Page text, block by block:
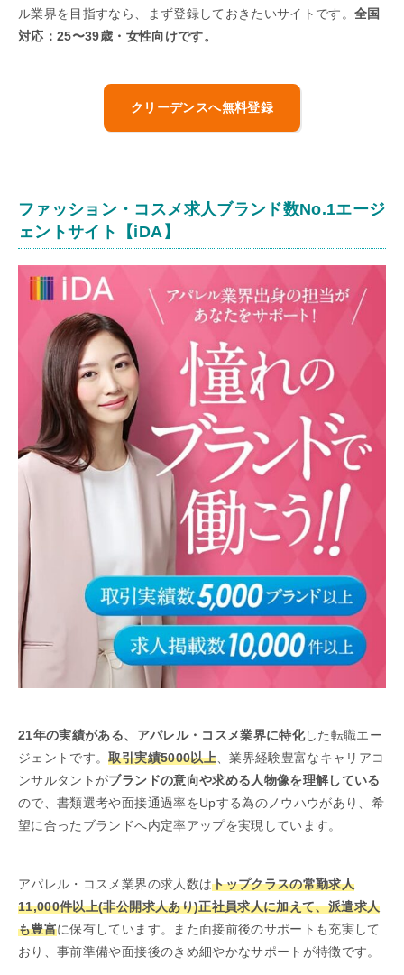
ル業界を目指すなら、まず登録しておきたいサイトです。全国
対応：25〜39歳・女性向けです。
クリーデンスへ無料登録
ファッション・コスメ求人ブランド数No.1エージ
ェントサイト【iDA】
21年の実績がある、アパレル・コスメ業界に特化した転職エー
ジェントです。取引実績5000以上、業界経験豊富なキャリアコ
ンサルタントがブランドの意向や求める人物像を理解している
ので、書類選考や面接通過率をUpする為のノウハウがあり、希
望に合ったブランドへ内定率アップを実現しています。
アパレル・コスメ業界の求人数はトップクラスの常勤求人
11,000件以上(非公開求人あり)正社員求人に加えて、派遣求人
も豊富に保有しています。また面接前後のサポートも充実して
おり、事前準備や面接後のきめ細やかなサポートが特徴です。